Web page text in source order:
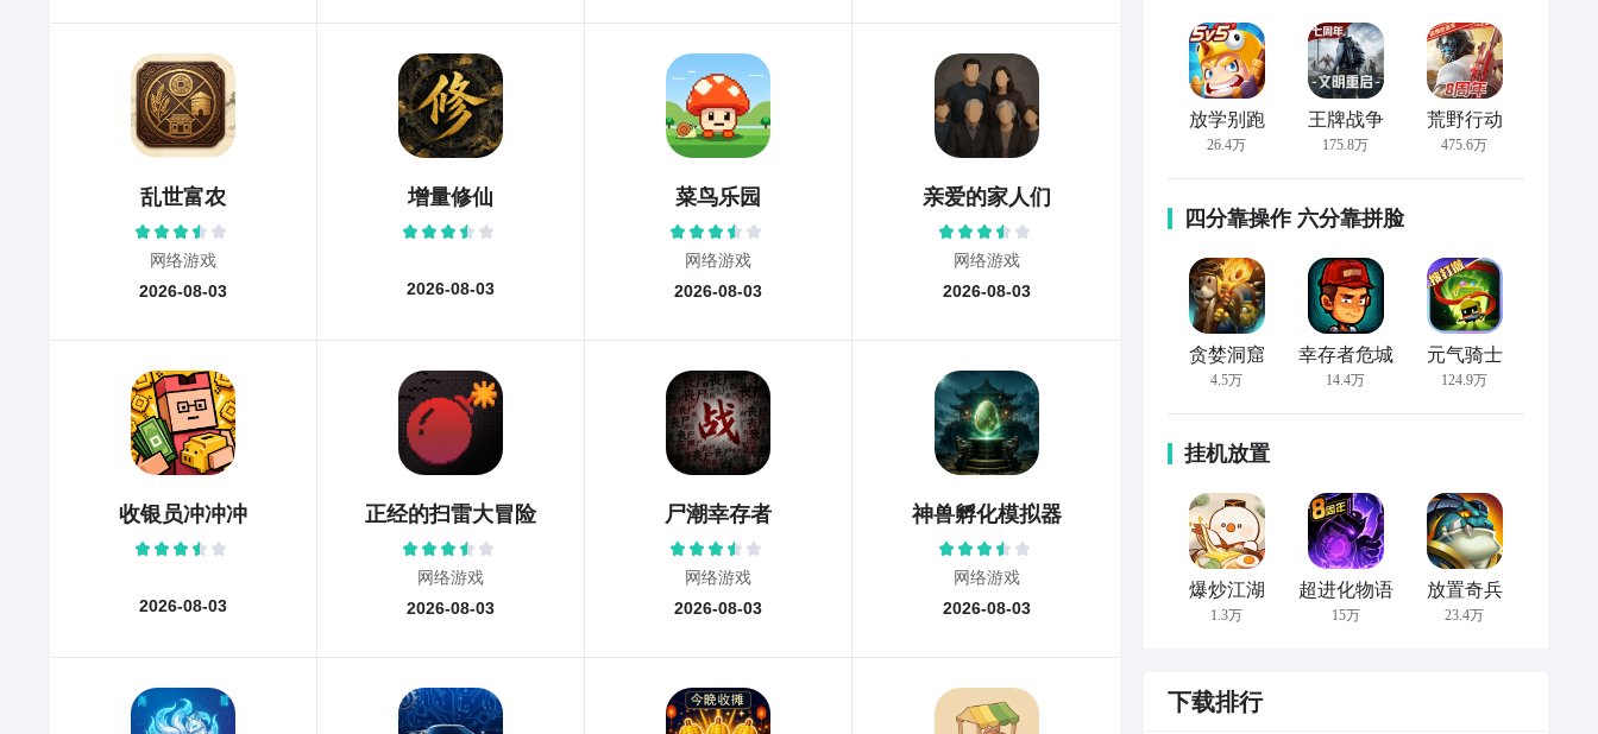
乱世富农
网络游戏
2026-08-03
增量修仙
2026-08-03
菜鸟乐园
网络游戏
2026-08-03
亲爱的家人们
网络游戏
2026-08-03
收银员冲冲冲
2026-08-03
正经的扫雷大冒险
网络游戏
2026-08-03
尸潮幸存者
网络游戏
2026-08-03
神兽孵化模拟器
网络游戏
2026-08-03
放学别跑
26.4万
王牌战争
175.8万
荒野行动
475.6万
四分靠操作 六分靠拼脸
贪婪洞窟
4.5万
幸存者危城
14.4万
元气骑士
124.9万
挂机放置
爆炒江湖
1.3万
超进化物语
15万
放置奇兵
23.4万
下载排行